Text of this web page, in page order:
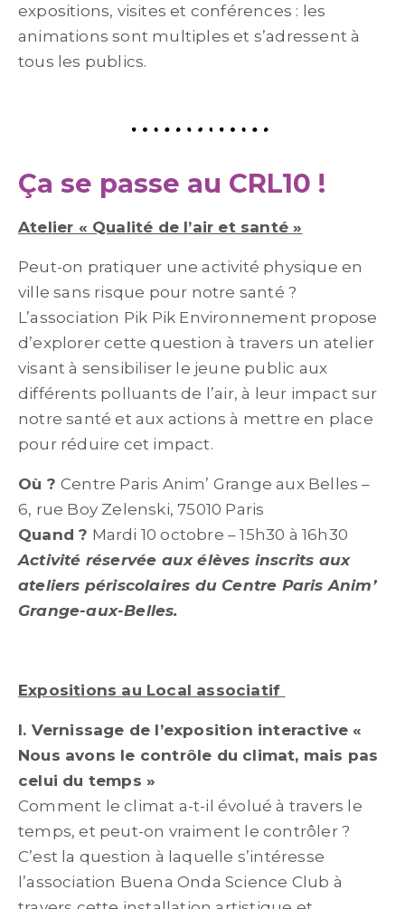
expositions, visites et conférences : les
animations sont multiples et s’adressent à
tous les publics.
Ça se passe au CRL10 !
Atelier « Qualité de l’air et santé »
Peut-on pratiquer une activité physique en
ville sans risque pour notre santé ?
L’association Pik Pik Environnement propose
d’explorer cette question à travers un atelier
visant à sensibiliser le jeune public aux
différents polluants de l’air, à leur impact sur
notre santé et aux actions à mettre en place
pour réduire cet impact.
Où ? Centre Paris Anim’ Grange aux Belles –
6, rue Boy Zelenski, 75010 Paris
Quand ? Mardi 10 octobre – 15h30 à 16h30
Activité réservée aux élèves inscrits aux
ateliers périscolaires du Centre Paris Anim’
Grange-aux-Belles.
Expositions au Local associatif
I. Vernissage de l’exposition interactive «
Nous avons le contrôle du climat, mais pas
celui du temps »
Comment le climat a-t-il évolué à travers le
temps, et peut-on vraiment le contrôler ?
C’est la question à laquelle s’intéresse
l’association Buena Onda Science Club à